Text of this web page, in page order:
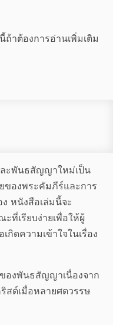
ถ้าต้องการอ่านเพิ่มเติม
ละพันธสัญญาใหม่เป็น
ของพระคัมภีร์และการ
หนังสือเล่มนี้จะ
ที่เรียบง่ายเพื่อให้ผู้
ดความเข้าใจในเรื่อง
องพันธสัญญาเนื่องจาก
สต์เมื่อหลายศตวรรษ